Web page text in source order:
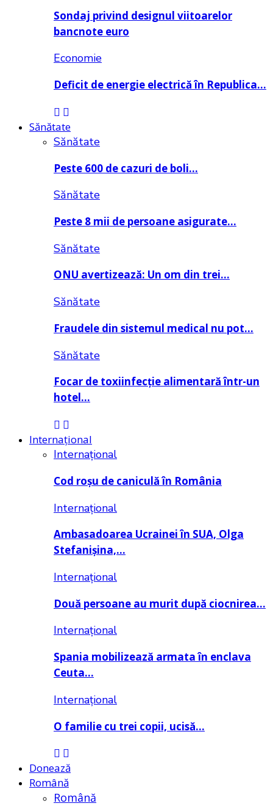
Sondaj privind designul viitoarelor
bancnote euro
Economie
Deficit de energie electrică în Republica…
Sănătate
Sănătate
Peste 600 de cazuri de boli…
Sănătate
Peste 8 mii de persoane asigurate…
Sănătate
ONU avertizează: Un om din trei…
Sănătate
Fraudele din sistemul medical nu pot…
Sănătate
Focar de toxiinfecție alimentară într-un
hotel…
Internațional
Internațional
Cod roșu de caniculă în România
Internațional
Ambasadoarea Ucrainei în SUA, Olga
Stefanișina,…
Internațional
Două persoane au murit după ciocnirea…
Internațional
Spania mobilizează armata în enclava
Ceuta…
Internațional
O familie cu trei copii, ucisă…
Donează
Română
Română